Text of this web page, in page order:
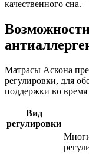
качественного сна.
Матрасы Аскона
регулировки, для
поддержки во время
Вид
регулировки